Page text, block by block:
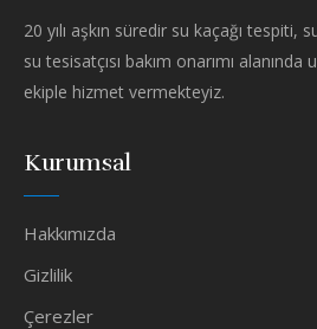
20 yılı aşkın süredir su kaçağı tespiti,
su tesisatçısı bakım onarımı alanında
ekiple hizmet vermekteyiz.
Kurumsal
Hakkımızda
Gizlilik
Çerezler